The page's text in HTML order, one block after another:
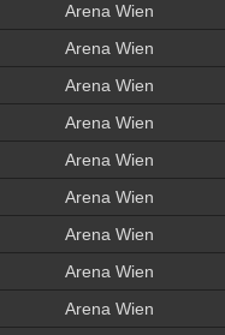
Arena Wien
Arena Wien
Arena Wien
Arena Wien
Arena Wien
Arena Wien
Arena Wien
Arena Wien
Arena Wien